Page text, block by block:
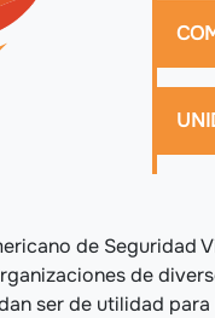
de Seguridad
de
ser de utilidad